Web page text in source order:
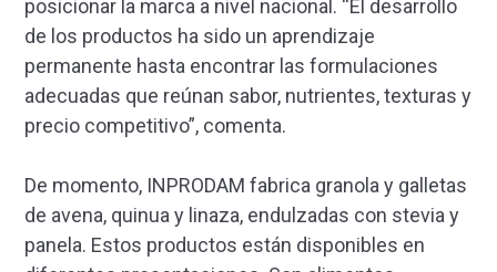
posicionar la marca a nivel nacional. “El desarrollo
de los productos ha sido un aprendizaje
permanente hasta encontrar las formulaciones
adecuadas que reúnan sabor, nutrientes, texturas y
precio competitivo”, comenta.
De momento, INPRODAM fabrica granola y galletas
de avena, quinua y linaza, endulzadas con stevia y
panela. Estos productos están disponibles en